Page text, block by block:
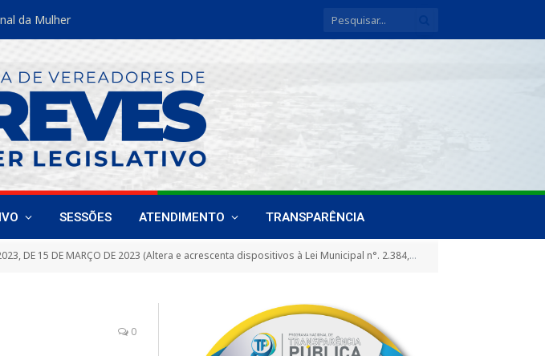
da Mulher
SESSÕES ATENDIMENTO TRANSPARÊNCIA
2015 que dispõe sobre a “Reformulação a Lei Municipal n. ° 1.579, de 27 de maio 1991, que dispõe sobre a política dos Direitos da Criança e dá outras providências, alterada pela Lei n° 1.635, de 28 de dezembro de 1993, para adequação à Lei Federal n° 12.696/2012 e Resolução n.° 231 de 28 de dezembro de 2022 que altera a Resolução n°. 170 do Conselho Nacional dos Direitos da Criança e do Adolescente – CONANDA, de 10 de dezembro de 2014”, e dá outras providências)
0